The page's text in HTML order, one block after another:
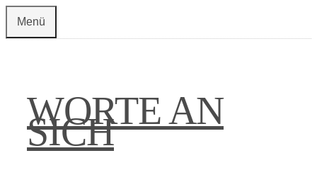
Zum
Inhalt
Menü
WORTE AN
SICH